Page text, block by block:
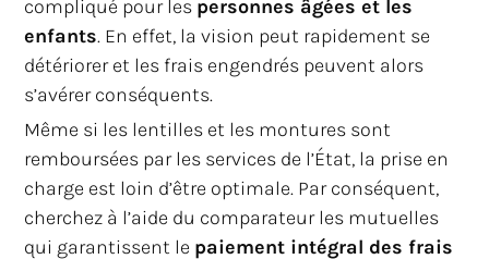
compliqué pour les personnes âgées et les
enfants. En effet, la vision peut rapidement se
détériorer et les frais engendrés peuvent alors
s’avérer conséquents.
Même si les lentilles et les montures sont
remboursées par les services de l’État, la prise en
charge est loin d’être optimale. Par conséquent,
cherchez à l’aide du comparateur les mutuelles
qui garantissent le paiement intégral des frais